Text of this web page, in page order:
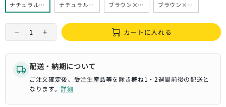
ナチュラル×ネイビー ナチュラル×グレー ブラウン×グレー ブラウン×ブラック
カートに入れる
配送・納期について
ご注文確定後、受注生産品等を除き概ね1・2週間前後の配送と
なります。詳細